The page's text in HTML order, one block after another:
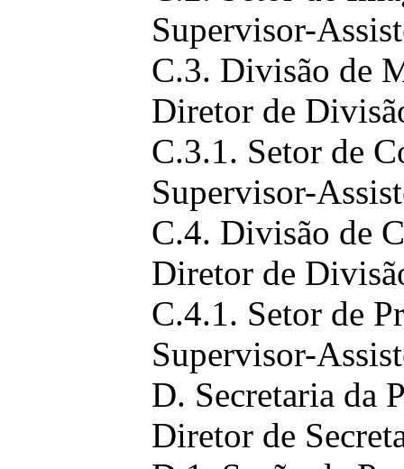
Supervisor-
C.3. Divisão de
Diretor de
C.3.1. Setor de
Supervisor-
C.4. Divisão de
Diretor de
C.4.1. Setor de
Supervisor-
D. Secretaria da
Diretor de